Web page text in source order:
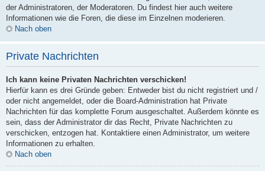
der Administratoren, der Moderatoren. Du findest hier auch weitere
Informationen wie die Foren, die diese im Einzelnen moderieren.
Nach oben
Private Nachrichten
Ich kann keine Privaten Nachrichten verschicken!
Hierfür kann es drei Gründe geben: Entweder bist du nicht registriert und /
oder nicht angemeldet, oder die Board-Administration hat Private
Nachrichten für das komplette Forum ausgeschaltet. Außerdem könnte es
sein, dass der Administrator dir das Recht, Private Nachrichten zu
verschicken, entzogen hat. Kontaktiere einen Administrator, um weitere
Informationen zu erhalten.
Nach oben